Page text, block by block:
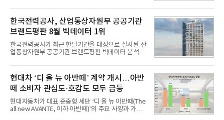
일 한국기업평판연구소(소장 구창환)는 국내 교육서
비스 상장기업 브랜드를 대상으로 지난 7월 7일부터
8월 7일까지 수집된 소비자 빅데이터 10,074,233건
을 분석한 결과, 메가스터디교육이 브랜드평판지수
1,710,926을 기록하며 8월 1위에 올랐다고 밝혔다.
분석에 활용된 빅데이터는 지난 7월(9,491,206건) 대
비 6.14% 증가한 수치로, 교육서비스 상장기업 브랜
디교육, 대교, 디지
한국전력공사, 산업통상자원부 공공기관
브랜드평판 8월 빅데이터 1위
한국전력공사가 최근 한달기간을 대상으로 실시된 산
업통상자원부 공공기관 브랜드평판 빅데이터 분석에
이 순으로 뒤를 이었다.7일 한국기업평판연구소(소장
구창환)는 산업통상자원부 공공기관 41개 브랜드를
대상으로 지난 7월 7일부터 8월 7일까지 수집된 소비
자 빅데이터 91,102,549건을 분석한 결과, 한국전력
공사가 브랜드평판지수 10,670,633을 기록하며 8월
1위에 올랐다고 밝혔다. 분석에 활용된 빅데이터는 지
난 7월(88,893,823건) 대비 2.48% 증가한 수치다.연
현대차 ‘디 올 뉴 아반떼’ 계약 개시…아반
떼 소비자 관심도·호감도 모두 급등
현대자동차가 대표 준중형 세단 ‘디 올 뉴 아반떼(The
all new AVANTE, 이하 아반떼)’의 주요 사양과 가격